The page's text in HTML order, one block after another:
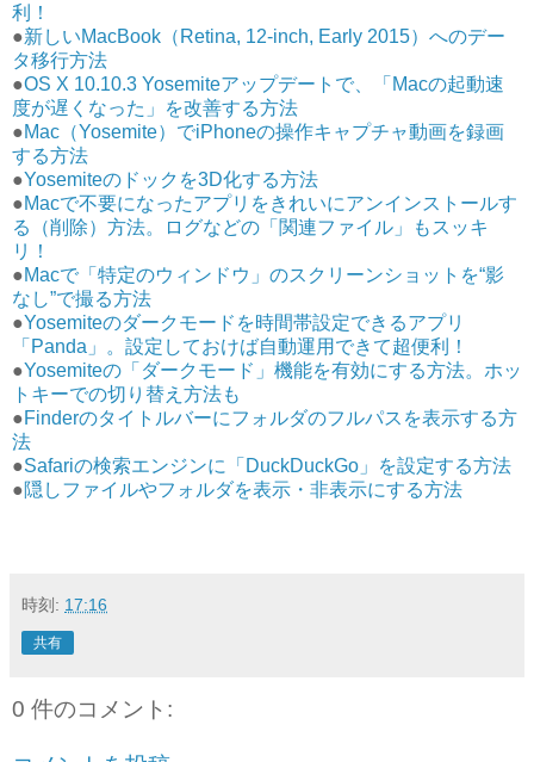
利！
●新しいMacBook（Retina, 12-inch, Early 2015）へのデー
タ移行方法
●OS X 10.10.3 Yosemiteアップデートで、「Macの起動速
度が遅くなった」を改善する方法
●Mac（Yosemite）でiPhoneの操作キャプチャ動画を録画
する方法
●Yosemiteのドックを3D化する方法
●Macで不要になったアプリをきれいにアンインストールす
る（削除）方法。ログなどの「関連ファイル」もスッキ
リ！
●Macで「特定のウィンドウ」のスクリーンショットを“影
なし”で撮る方法
●Yosemiteのダークモードを時間帯設定できるアプリ
「Panda」。設定しておけば自動運用できて超便利！
●Yosemiteの「ダークモード」機能を有効にする方法。ホッ
トキーでの切り替え方法も
●Finderのタイトルバーにフォルダのフルパスを表示する方
法
●Safariの検索エンジンに「DuckDuckGo」を設定する方法
●隠しファイルやフォルダを表示・非表示にする方法
時刻: 17:16
共有
0 件のコメント: